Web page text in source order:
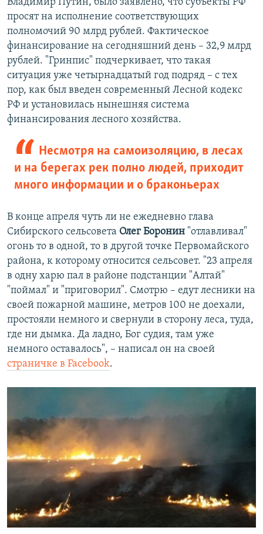
просят на исполнение соответствующих
полномочий 90 млрд рублей. Фактическое
финансирование на сегодняшний день – 32,9 млрд
рублей. "Гринпис" подчеркивает, что такая
ситуация уже четырнадцатый год подряд – с тех
пор, как был введен современный Лесной кодекс
РФ и установилась нынешняя система
финансирования лесного хозяйства.
Несмотря на самоизоляцию, в лесах
и на берегах рек полно людей, приходит
много информации и о браконьерах
В конце апреля чуть ли не ежедневно глава
Сибирского сельсовета Олег Боронин "отлавливал"
огонь то в одной, то в другой точке Первомайского
района, к которому относится сельсовет. "23 апреля
в одну харю пал в районе подстанции "Алтай"
"поймал" и "приговорил". Смотрю – едут лесники на
своей пожарной машине, метров 100 не доехали,
простояли немного и свернули в сторону леса, туда,
где ни дымка. Да ладно, Бог судия, там уже
немного оставалось", – написал он на своей
страничке в Facebook.